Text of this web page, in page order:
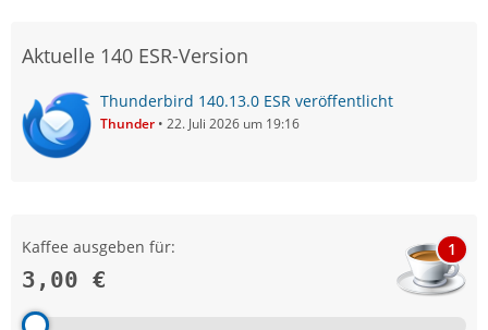
Aktuelle 140 ESR-Version
Thunderbird 140.13.0 ESR veröffentlicht
Thunder 22. Juli 2026 um 19:16
Kaffee ausgeben für:
3,00 €
1